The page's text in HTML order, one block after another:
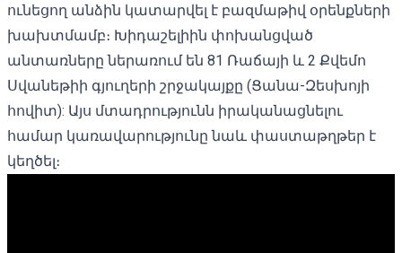
ունեցող անձին կատարվել է բազմաթիվ օրենքների
խախտմամբ։ Խիդաշելիին փոխանցված
անտառները ներառում են 81 Ռաճայի և 2 Քվեմո
Սվանեթիի գյուղերի շրջակայքը (Ցանա-Զեսխոյի
հովիտ): Այս մտադրությունն իրականացնելու
համար կառավարությունը նաև փաստաթղթեր է
կեղծել։